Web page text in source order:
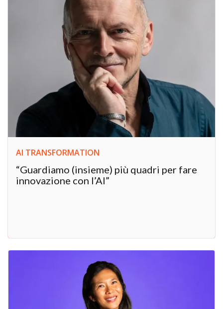
AI TRANSFORMATION
“Guardiamo (insieme) più quadri per fare
innovazione con l’AI”